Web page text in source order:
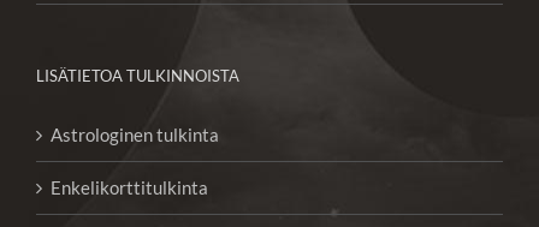
LISÄTIETOA TULKINNOISTA
Astrologinen tulkinta
Enkelikorttitulkinta